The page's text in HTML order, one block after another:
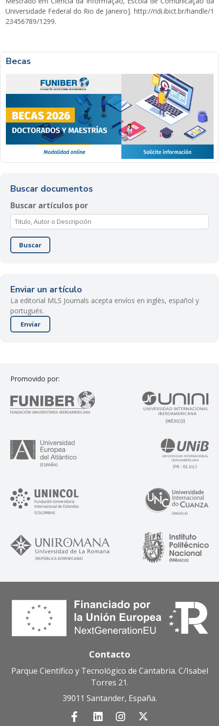
Universidade Federal do Rio de Janeiro]. http://ridi.ibict.br/handle/1
23456789/1299.
Becas
Buscar documentos
Buscar artículos por
Buscar
Enviar un artículo
La editorial MLS Journals acepta envíos en inglés, español y
portugués.
Enviar
Promovido por:
Contacto
Parque Científico y Tecnológico de Cantabria. C/Isabel
Torres 21.
39011 Santander, España.